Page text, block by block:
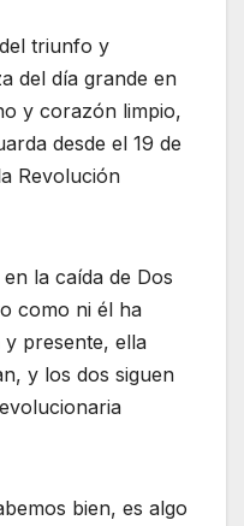
triunfo y
del día grande en
y corazón limpio,
desde el 19 de
Revolución
la caída de Dos
como ni él ha
presente, ella
y los dos siguen
bien, es algo